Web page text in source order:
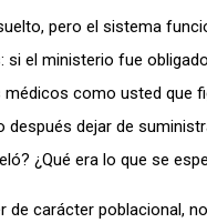
pero el sistema
si el ministerio fue
como usted que
dejar de
¿Qué era lo que se
carácter poblacional,